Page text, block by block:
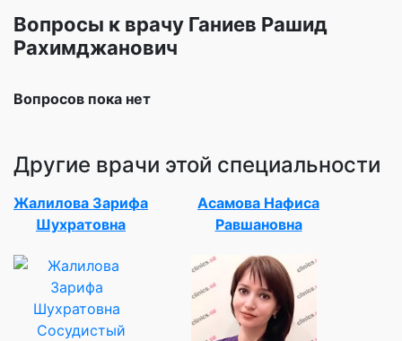
Вопросы к врачу Ганиев Рашид
Рахимджанович
Вопросов пока нет
Другие врачи этой специальности
Жалилова Зарифа
Шухратовна
Сосудистый
Асамова Нафиса
Равшановна